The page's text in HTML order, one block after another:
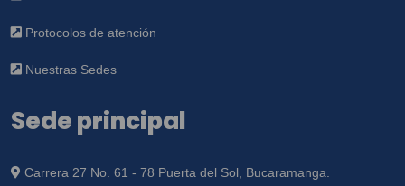
Protocolos de atención
Nuestras Sedes
Sede principal
Carrera 27 No. 61 - 78 Puerta del Sol, Bucaramanga.